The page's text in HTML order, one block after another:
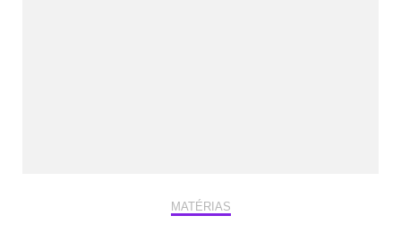
MATÉRIAS